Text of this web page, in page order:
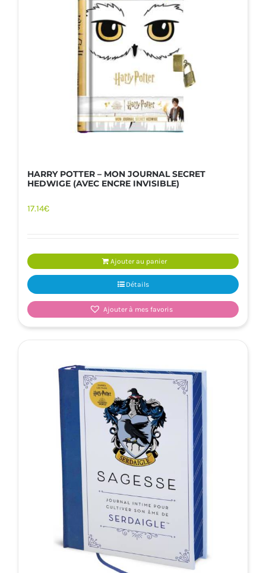
HARRY POTTER – MON JOURNAL SECRET
HEDWIGE (AVEC ENCRE INVISIBLE)
17.14€
Ajouter au panier
Détails
Ajouter à mes favoris